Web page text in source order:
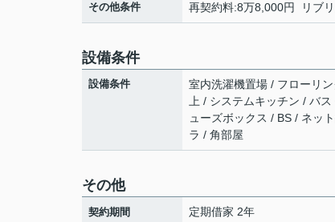
その他条件 再契約料:8万8,000円 リブ
設備条件
設備条件
室内洗濯機置場 / フローリ
上 / システムキッチン / バ
ューズボックス / BS / ネッ
ラ / 角部屋
その他
契約期間 定期借家 2年